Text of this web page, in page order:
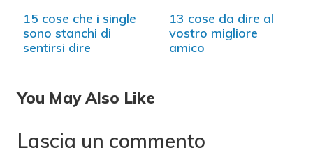
15 cose che i single
sono stanchi di
sentirsi dire
13 cose da dire al
vostro migliore
amico
You May Also Like
Lascia un commento